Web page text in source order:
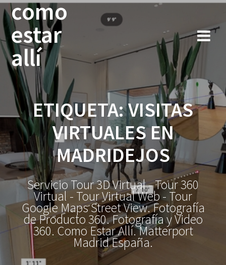
Saltar
al
contenido
como
estar
allí
ETIQUETA:VISITAS
VIRTUALES EN
MADRIDEJOS
Servicio Tour 3D Virtual - Tour 360
Virtual - Tour Virtual Web - Tour
Google Maps Street View. Fotografía
de Producto 360. Fotografía y Video
360. Como Estar Allí. Matterport
Madrid España.